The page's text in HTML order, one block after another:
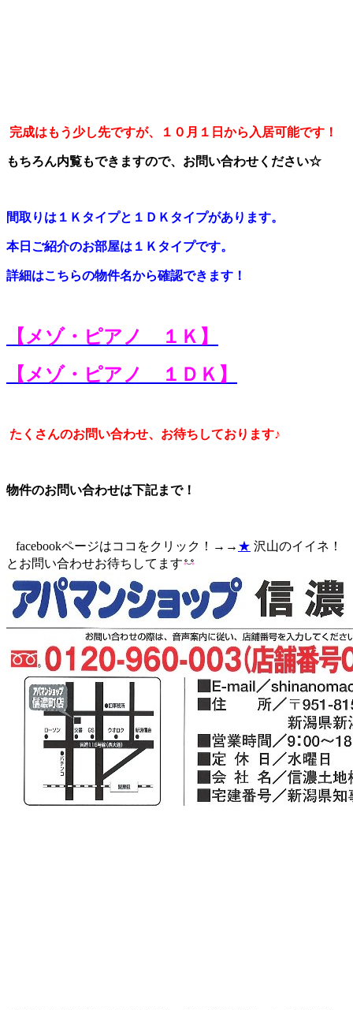
完成はもう少し先ですが、１０月１日から入居可能です！
もちろん内覧もできますので、お問い合わせください☆
間取りは１Ｋタイプと１ＤＫタイプがあります。
本日ご紹介のお部屋は１Ｋタイプです。
詳細はこちらの物件名から確認できます！
【メゾ・ピアノ １Ｋ】
【メゾ・ピアノ １ＤＫ】
たくさんのお問い合わせ、お待ちしております♪
物件のお問い合わせは下記まで！
facebookページはココをクリック！→→ ★ 沢山のイイネ！
とお問い合わせお待ちしてます